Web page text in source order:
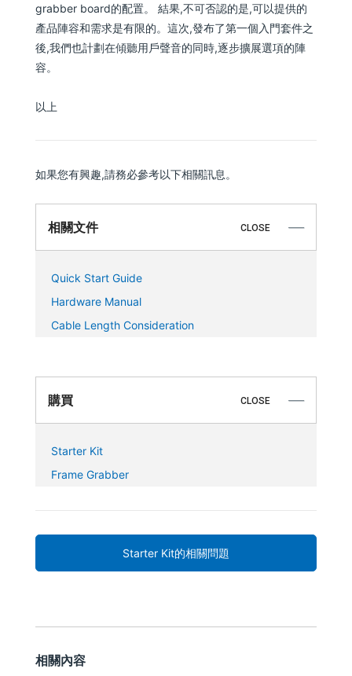
grabber board的配置。 結果,不可否認的是,可以提供的
產品陣容和需求是有限的。這次,發布了第一個入門套件之
後,我們也計劃在傾聽用戶聲音的同時,逐步擴展選項的陣
容。
以上
如果您有興趣,請務必參考以下相關訊息。
相關文件 CLOSE
Quick Start Guide
Hardware Manual
Cable Length Consideration
購買 CLOSE
Starter Kit
Frame Grabber
Starter Kit的相關問題
相關內容